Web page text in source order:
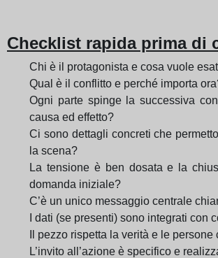
Checklist rapida prima di
Chi è il protagonista e cosa vuole
Qual è il conflitto e perché importa
Ogni parte spinge la successiva
causa ed effetto?
Ci sono dettagli concreti che
la scena?
La tensione è ben dosata e la
domanda iniziale?
C’è un unico messaggio centrale
I dati (se presenti) sono integrati con
Il pezzo rispetta la verità e le
L’invito all’azione è specifico e